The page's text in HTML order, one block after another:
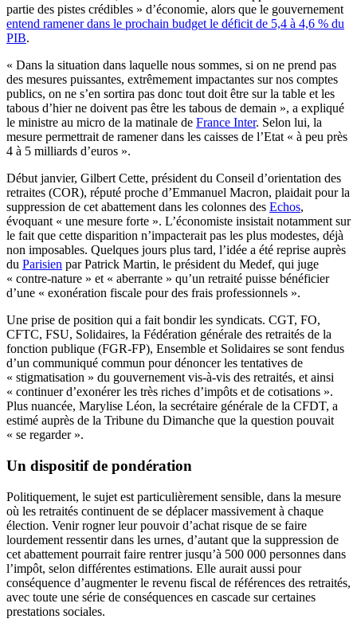
partie des pistes crédibles » d’économie, alors que le gouvernement
entend ramener dans le prochain budget le déficit de 5,4 à 4,6 % du
PIB.
« Dans la situation dans laquelle nous sommes, si on ne prend pas
des mesures puissantes, extrêmement impactantes sur nos comptes
publics, on ne s’en sortira pas donc tout doit être sur la table et les
tabous d’hier ne doivent pas être les tabous de demain », a expliqué
le ministre au micro de la matinale de France Inter. Selon lui, la
mesure permettrait de ramener dans les caisses de l’Etat « à peu près
4 à 5 milliards d’euros ».
Début janvier, Gilbert Cette, président du Conseil d’orientation des
retraites (COR), réputé proche d’Emmanuel Macron, plaidait pour la
suppression de cet abattement dans les colonnes des Echos,
évoquant « une mesure forte ». L’économiste insistait notamment sur
le fait que cette disparition n’impacterait pas les plus modestes, déjà
non imposables. Quelques jours plus tard, l’idée a été reprise auprès
du Parisien par Patrick Martin, le président du Medef, qui juge
« contre-nature » et « aberrante » qu’un retraité puisse bénéficier
d’une « exonération fiscale pour des frais professionnels ».
Une prise de position qui a fait bondir les syndicats. CGT, FO,
CFTC, FSU, Solidaires, la Fédération générale des retraités de la
fonction publique (FGR-FP), Ensemble et Solidaires se sont fendus
d’un communiqué commun pour dénoncer les tentatives de
« stigmatisation » du gouvernement vis-à-vis des retraités, et ainsi
« continuer d’exonérer les très riches d’impôts et de cotisations ».
Plus nuancée, Marylise Léon, la secrétaire générale de la CFDT, a
estimé auprès de la Tribune du Dimanche que la question pouvait
« se regarder ».
Un dispositif de pondération
Politiquement, le sujet est particulièrement sensible, dans la mesure
où les retraités continuent de se déplacer massivement à chaque
élection. Venir rogner leur pouvoir d’achat risque de se faire
lourdement ressentir dans les urnes, d’autant que la suppression de
cet abattement pourrait faire rentrer jusqu’à 500 000 personnes dans
l’impôt, selon différentes estimations. Elle aurait aussi pour
conséquence d’augmenter le revenu fiscal de références des retraités,
avec toute une série de conséquences en cascade sur certaines
prestations sociales.